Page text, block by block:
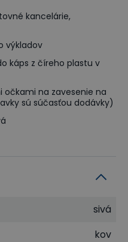
kancelárie,
výkladov
káps z číreho plastu v
na zavesenie na
sú súčasťou dodávky)
sivá
kov